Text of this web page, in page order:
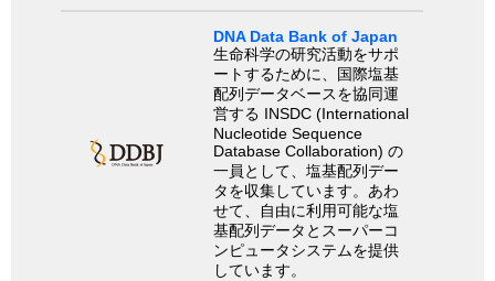
DNA Data Bank of Japan
生命科学の研究活動をサポ
ートするために、国際塩基
配列データベースを協同運
営する INSDC (International
Nucleotide Sequence
Database Collaboration) の
一員として、塩基配列デー
タを収集しています。あわ
せて、自由に利用可能な塩
基配列データとスーパーコ
ンピュータシステムを提供
しています。